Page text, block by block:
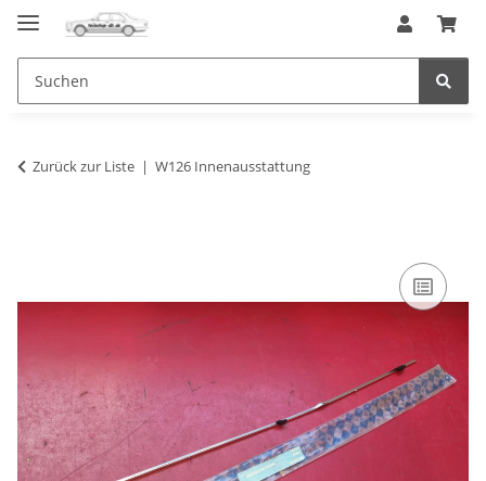
Zurück zur Liste W126 Innenausstattung